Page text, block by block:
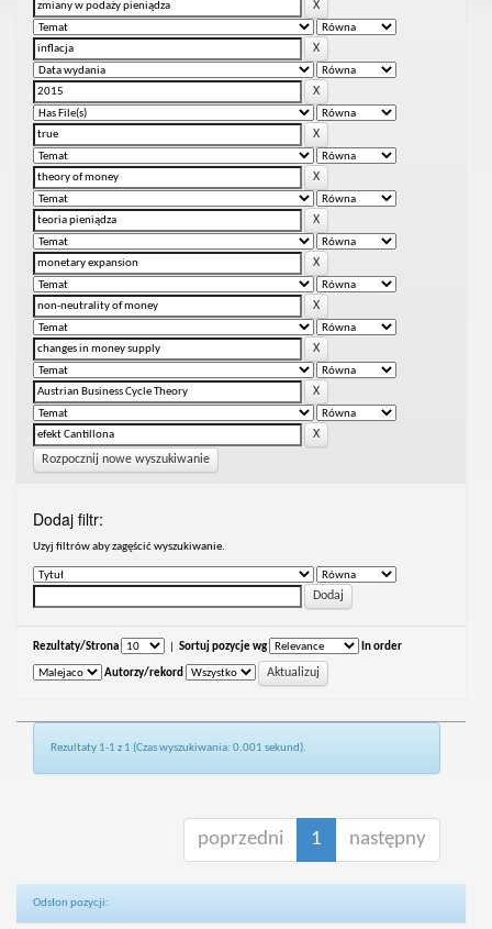
Rozpocznij nowe wyszukiwanie
Dodaj filtr:
Uzyj filtrów aby zagęścić wyszukiwanie.
Rezultaty/Strona Sortuj pozycje wg In order
Autorzy/rekord
Rezultaty 1-1 z 1 (Czas wyszukiwania: 0.001 sekund).
poprzedni 1 następny
Odsłon pozycji: